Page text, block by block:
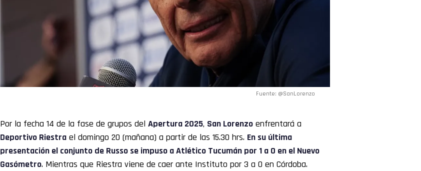
Fuente: @SanLorenzo
Por la fecha 14 de la fase de grupos del Apertura 2025, San Lorenzo enfrentará a
Deportivo Riestra el domingo 20 (mañana) a partir de las 15.30 hrs. En su última
presentación el conjunto de Russo se impuso a Atlético Tucumán por 1 a 0 en el Nuevo
Gasómetro. Mientras que Riestra viene de caer ante Instituto por 3 a 0 en Córdoba.